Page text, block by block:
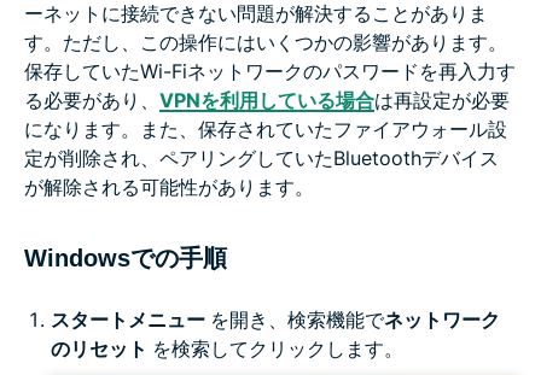
ーネットに接続できない問題が解決することがありま
す。ただし、この操作にはいくつかの影響があります。
保存していたWi-Fiネットワークのパスワードを再入力す
る必要があり、 VPNを利用している場合は再設定が必要
になります。また、保存されていたファイアウォール設
定が削除され、ペアリングしていたBluetoothデバイス
が解除される可能性があります。
Windowsでの手順
スタートメニュー を開き、検索機能でネットワーク
のリセット を検索してクリックします。